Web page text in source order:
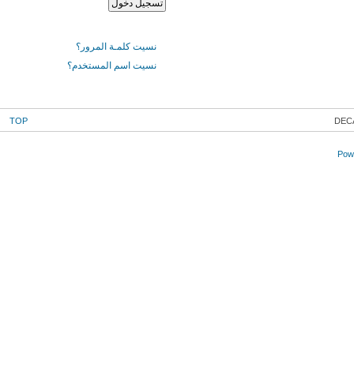
نسيت كلمـة المرور؟
نسيت اسم المستخدم؟
TOP